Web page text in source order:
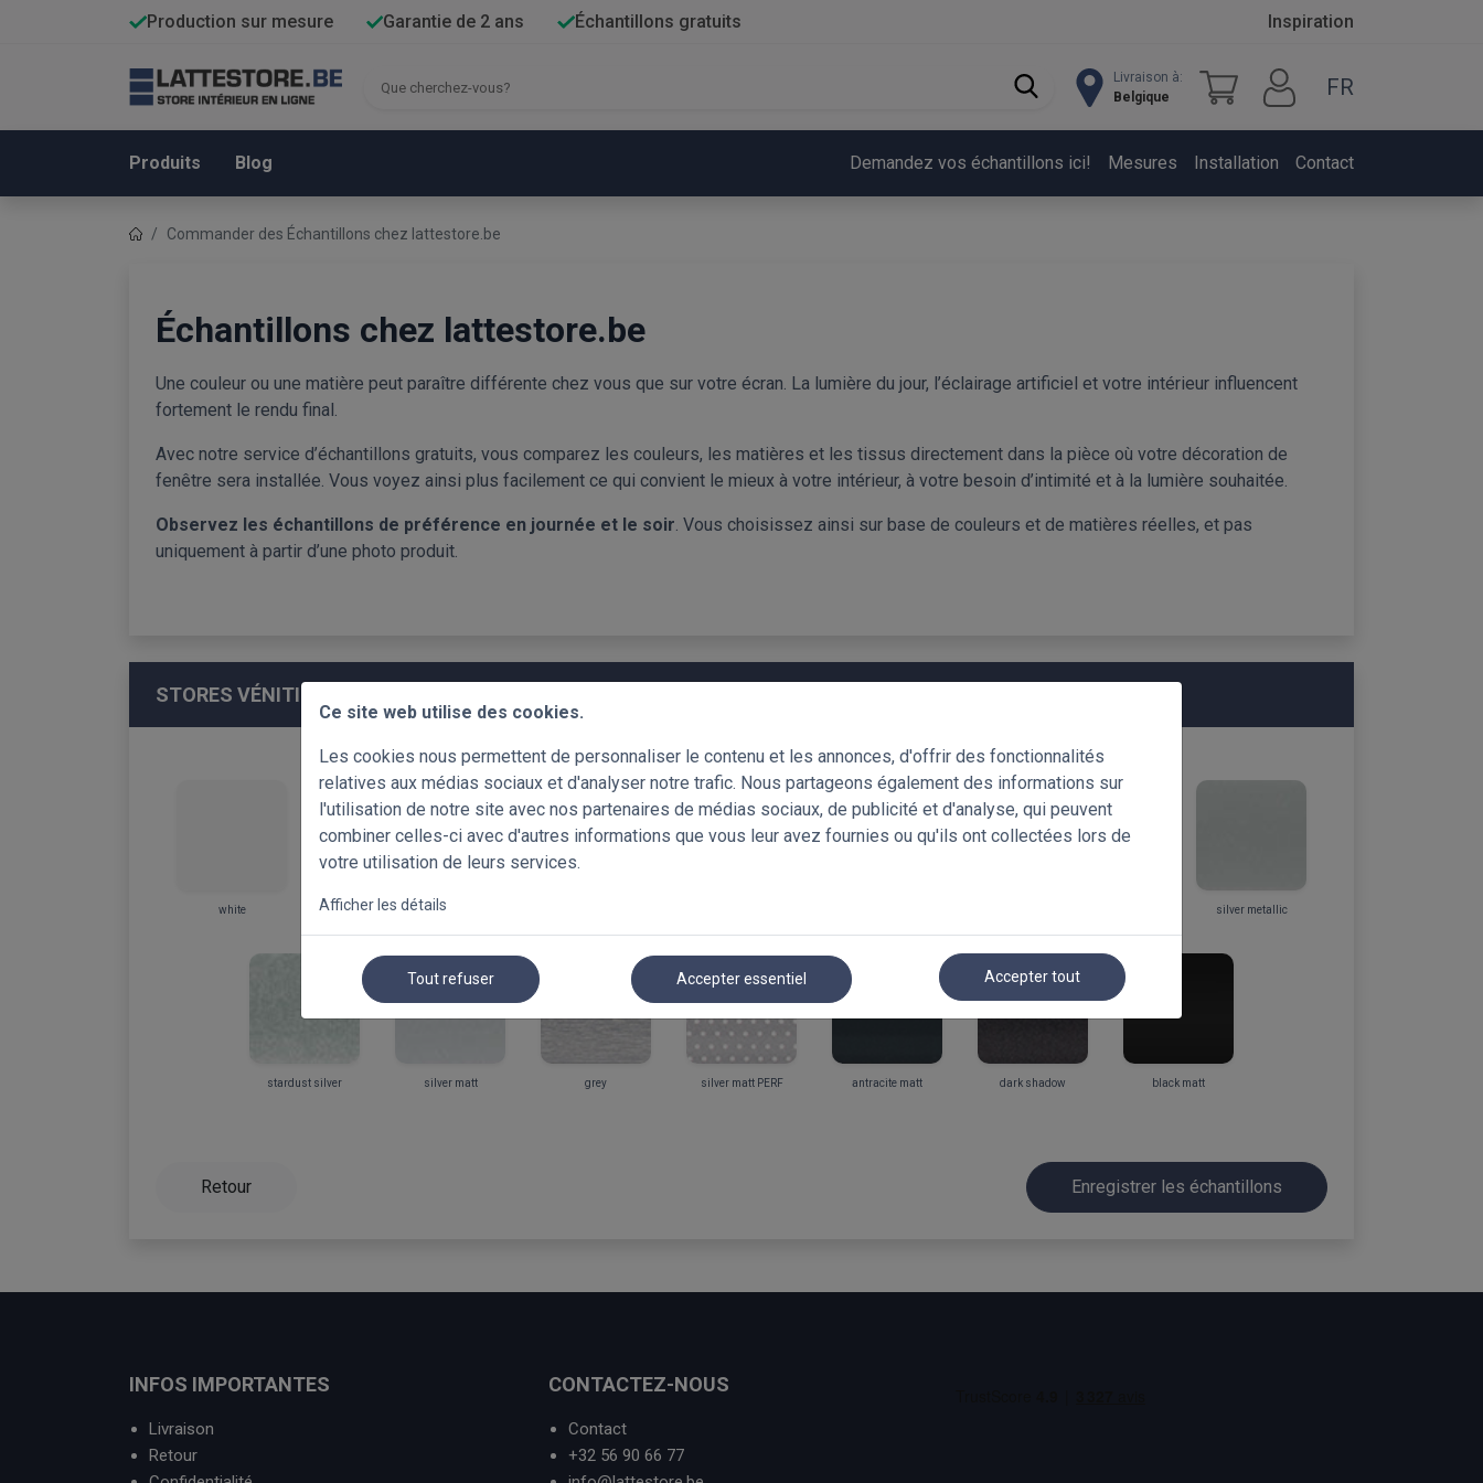
Ce site web utilise des cookies.
Les cookies nous permettent de personnaliser le contenu et les annonces, d'offrir des fonctionnalités
relatives aux médias sociaux et d'analyser notre trafic. Nous partageons également des informations sur
l'utilisation de notre site avec nos partenaires de médias sociaux, de publicité et d'analyse, qui peuvent
combiner celles-ci avec d'autres informations que vous leur avez fournies ou qu'ils ont collectées lors de
votre utilisation de leurs services.
Afficher les détails
Tout refuser Accepter essentiel Accepter tout
Production sur mesure Garantie de 2 ans Échantillons gratuits Inspiration
Livraison à:
Belgique
FR
Produits Blog Demandez vos échantillons ici! Mesures Installation Contact
Commander des Échantillons chez lattestore.be
Échantillons chez lattestore.be
Une couleur ou une matière peut paraître différente chez vous que sur votre écran. La lumière du jour, l’éclairage artificiel et votre intérieur influencent
fortement le rendu final.
Avec notre service d’échantillons gratuits, vous comparez les couleurs, les matières et les tissus directement dans la pièce où votre décoration de
fenêtre sera installée. Vous voyez ainsi plus facilement ce qui convient le mieux à votre intérieur, à votre besoin d’intimité et à la lumière souhaitée.
Observez les échantillons de préférence en journée et le soir. Vous choisissez ainsi sur base de couleurs et de matières réelles, et pas
uniquement à partir d’une photo produit.
STORES VÉNITIENS ALUMINIUM 16MM
white white PERF silver metallic
stardust silver silver matt grey silver matt PERF antracite matt dark shadow black matt
Retour Enregistrer les échantillons
INFOS IMPORTANTES
Livraison
Retour
CONTACTEZ-NOUS
Contact
+32 56 90 66 77